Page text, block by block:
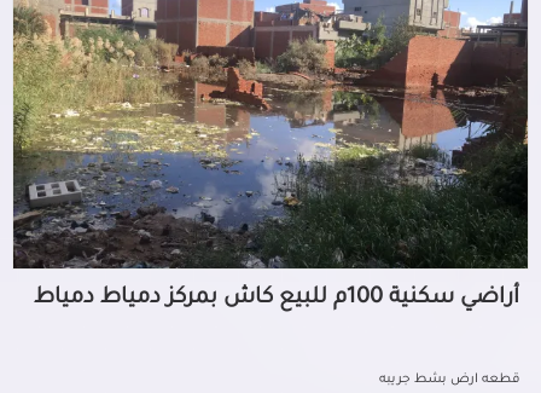
أراضي سكنية 100م للبيع كاش بمركز دمياط دمياط
قطعه ارض بشط جريبه